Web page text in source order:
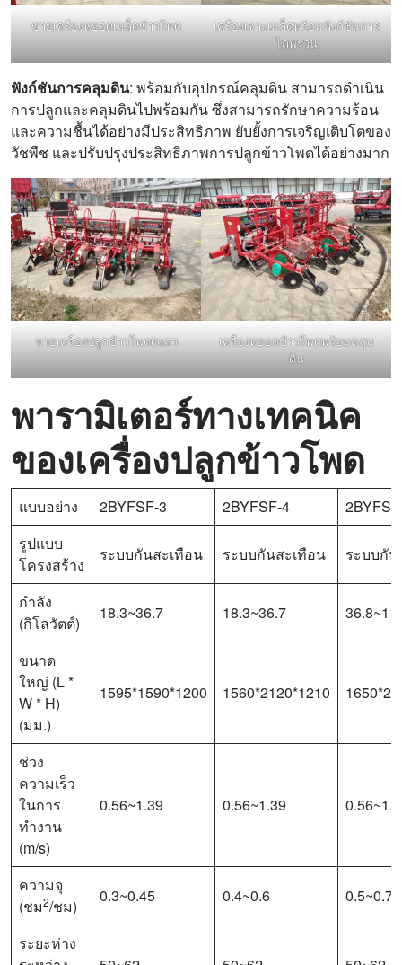
ขายเครื่องหยอดเมล็ดข้าวโพด
เครื่องเจาะเมล็ดพร้อมฟังก์ชันการ
ไถพรวน
ฟังก์ชันการคลุมดิน: พร้อมกับอุปกรณ์คลุมดิน สามารถดำเนิน
การปลูกและคลุมดินไปพร้อมกัน ซึ่งสามารถรักษาความร้อน
และความชื้นได้อย่างมีประสิทธิภาพ ยับยั้งการเจริญเติบโตของ
วัชพืช และปรับปรุงประสิทธิภาพการปลูกข้าวโพดได้อย่างมาก
ขายเครื่องปลูกข้าวโพด6แถว
เครื่องหยอดข้าวโพดพร้อมคลุม
ดิน
พารามิเตอร์ทางเทคนิค
ของเครื่องปลูกข้าวโพด
แบบอย่าง 2BYFSF-3 2BYFSF-4
รูปแบบ
โครงสร้าง
ระบบกันสะเทือน ระบบกันสะเทือน ระบบกั
กำลัง
(กิโลวัตต์)
18.3~36.7 18.3~36.7
ขนาด
ใหญ่ (L *
W * H)
(มม.)
1595*1590*1200 1560*2120*1210
ช่วง
ความเร็ว
ในการ
ทำงาน
(m/s)
0.56~1.39 0.56~1.39
ความจุ
(ชม2/ชม)
0.3~0.45 0.4~0.6 0.5~0.75
ระยะห่าง